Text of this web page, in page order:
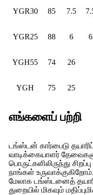
YGR30 85 7.5
YGR25 88 6 6
YGH55 74 26
YGH 75 25
எங்களைப் பற்றி
டங்ஸ்டன் கார்பைடு
வாடிக்கையாளர்
பொருட்களிலிருந்து
நாங்கள்
மேலாக டங்ஸ்டனைத்
துறையில் மிகவும்